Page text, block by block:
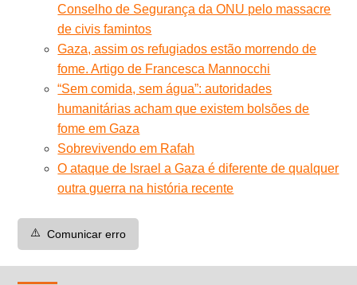
Conselho de Segurança da ONU pelo massacre
de civis famintos
Gaza, assim os refugiados estão morrendo de
fome. Artigo de Francesca Mannocchi
“Sem comida, sem água”: autoridades
humanitárias acham que existem bolsões de
fome em Gaza
Sobrevivendo em Rafah
O ataque de Israel a Gaza é diferente de qualquer
outra guerra na história recente
⚠️ Comunicar erro